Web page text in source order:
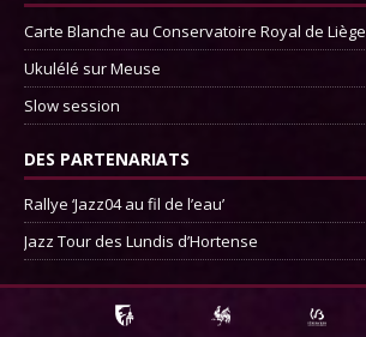
Carte Blanche au Conservatoire Royal de Liège
Ukulélé sur Meuse
Slow session
DES PARTENARIATS
Rallye ‘Jazz04 au fil de l’eau’
Jazz Tour des Lundis d’Hortense